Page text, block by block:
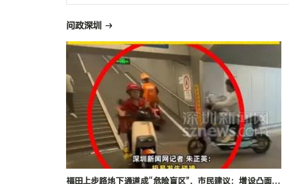
问政深圳
福田上步路地下通道成“危险盲区”，市民建议：增设凸面